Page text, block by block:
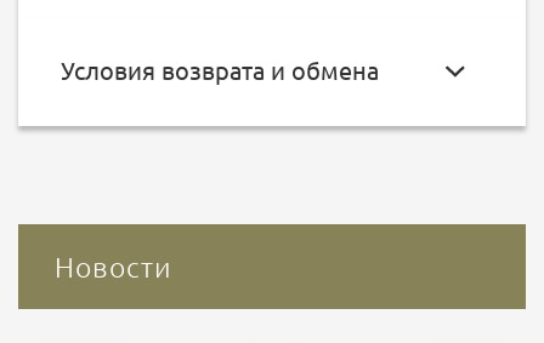
Условия возврата и обмена
Новости